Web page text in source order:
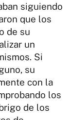
siguiendo
que los
de su
un
Si
su
con la
los
de los